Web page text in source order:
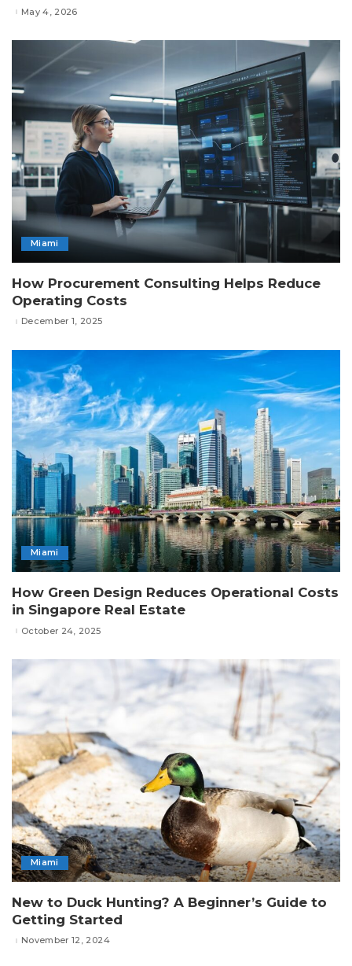
May 4, 2026
Miami
How Procurement Consulting Helps Reduce
Operating Costs
December 1, 2025
Miami
How Green Design Reduces Operational Costs
in Singapore Real Estate
October 24, 2025
Miami
New to Duck Hunting? A Beginner’s Guide to
Getting Started
November 12, 2024